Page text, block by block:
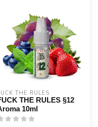
THE RULES
THE RULES §12
10ml